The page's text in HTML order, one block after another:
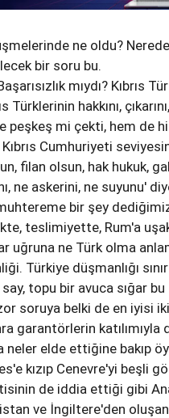
ne oldu?
bir soru bu.
mıydı?
Türklerinin hakkını,
peşkeş mi çekti, hem de
Cumhuriyeti
filan olsun, hak hukuk,
ne askerini, ne suyunu'
bir şey
teslimiyette, Rum'a
uğruna ne Türk olma
Türkiye düşmanlığı
say, topu bir avuca sığar
soruya belki de en iyisi
garantörlerin
neler elde ettiğine bakıp
kızıp Cenevre'yi beşli
de iddia ettiği gibi
ve İngiltere'den